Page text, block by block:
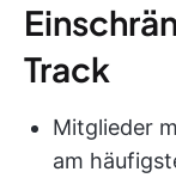
Track
Mitglieder
am